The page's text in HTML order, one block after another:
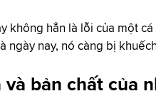
không hẳn là lỗi của một
ngày nay, nó càng bị
và bản chất của